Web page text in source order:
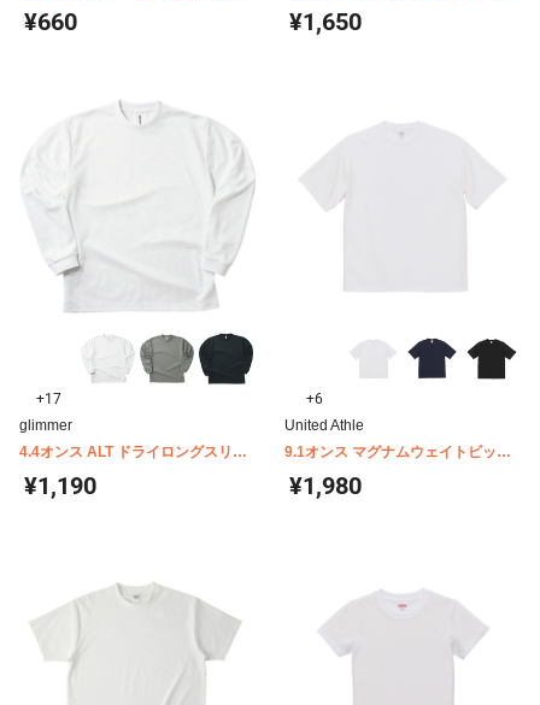
ャツ キッズ 00085-CVT
¥660
スボールシャツ United Athle 5982-
01
¥1,650
+17
glimmer
4.4オンス ALT ドライロングスリー
ブTシャツ 00304-ALT
¥1,190
+6
United Athle
9.1オンス マグナムウェイトビッグT
シャツ 4411-01
¥1,980